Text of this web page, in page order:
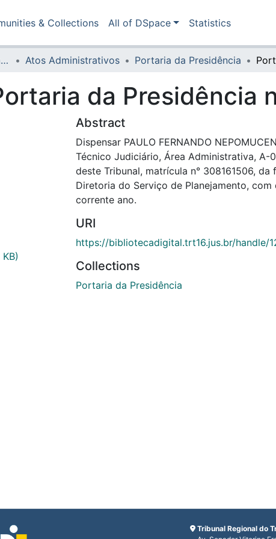
& Collections All of DSpace Statistics
Tribunal Regional do Trabalho da 16ª Região Atos Administrativos Portaria da Presidência
da Presidência
KB)
Abstract
Dispensar PAULO FERNANDO
Técnico Judiciário, Área Administrativa, A-
deste Tribunal, matrícula n° 308161506,
Diretoria do Serviço de Planejamento,
corrente ano.
URI
https://bibliotecadigital.trt16.jus.br/handle/
Collections
Portaria da Presidência
Tribunal Regional do